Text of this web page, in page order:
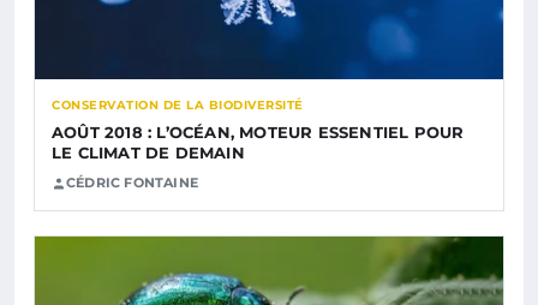
CONSERVATION DE LA BIODIVERSITÉ
AOÛT 2018 : L’OCÉAN, MOTEUR ESSENTIEL POUR
LE CLIMAT DE DEMAIN
CÉDRIC FONTAINE